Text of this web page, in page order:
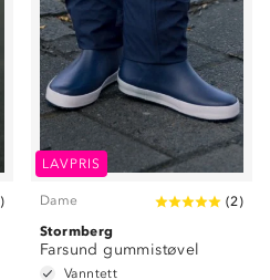
)
LAVPRIS
Dame (2)
Stormberg
Farsund gummistøvel
Vanntett